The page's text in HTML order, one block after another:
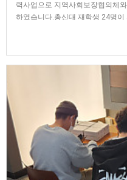
력사업으로 지역사회보장협의체
하였습니다.총신대 재학생 24명